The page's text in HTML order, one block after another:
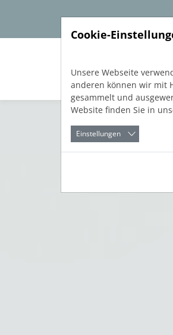
Cookie-
Unsere Webseite
anderen können wir mit
gesammelt und
Website finden Sie in
Einstellungen